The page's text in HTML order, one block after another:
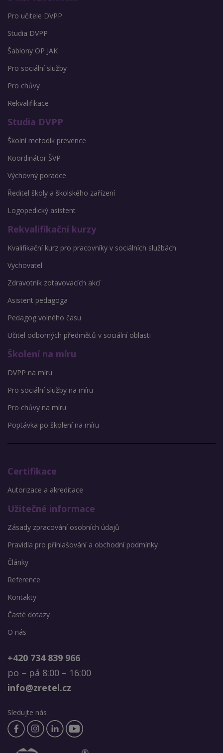
Pro učitele DVPP
Studia DVPP
Šablony OP JAK
Pro sociální služby
Pro chůvy
Rekvalifikace
Studia DVPP
Školní metodik prevence
Koordinátor ŠVP
Výchovný poradce
Ředitel školy a školského zařízení
Logopedický asistent
Rekvalifikační kurzy
Kvalifikační kurz pro pracovníky v sociálních službách
Vychovatel
Zdravotník zotavovacích akcí
Asistent pedagoga
Pedagog volného času
Učitel odborných předmětů v sociální oblasti
Školení na míru
DVPP na míru
Pro sociální služby na míru
Pro chůvy na míru
Poptávka po školení na míru
Certifikace
Autorizace a akreditace
Užitečné informace
Zásady zpracování osobních údajů
Pravidla pro přihlašování a obchodní podmínky
Články
Reference
Kontakty
Časté dotazy
O nás
+420 734 839 966
po – pá 8:00 – 16:00
info@zretel.cz
Sledujte nás